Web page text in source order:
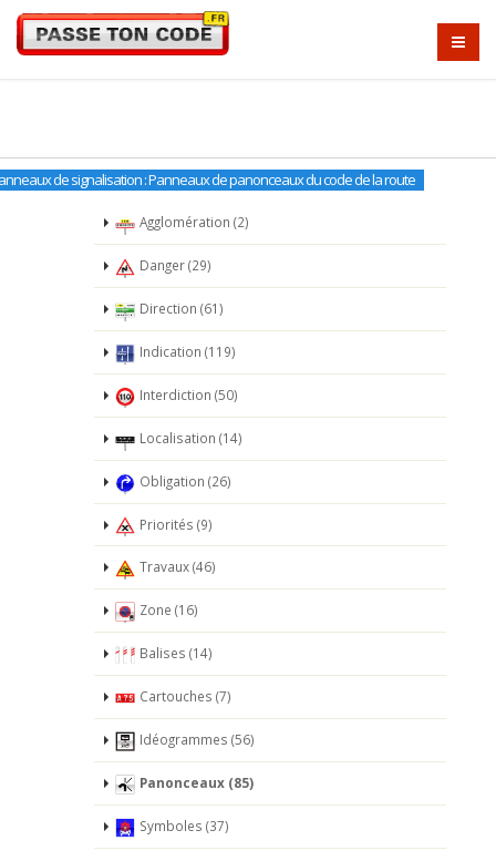
de signalisation : Panneaux de panonceaux du code de la route
Agglomération (2)
Danger (29)
Direction (61)
Indication (119)
Interdiction (50)
Localisation (14)
Obligation (26)
Priorités (9)
Travaux (46)
Zone (16)
Balises (14)
Cartouches (7)
Idéogrammes (56)
Panonceaux (85)
Symboles (37)